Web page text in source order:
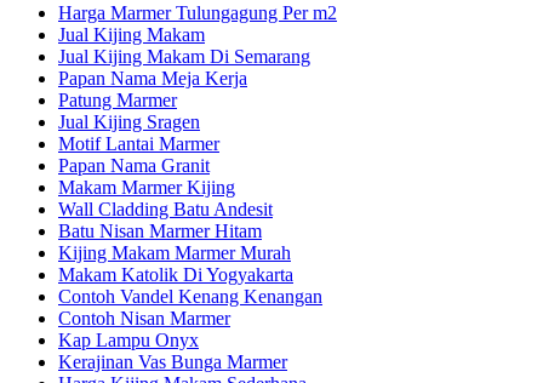
Harga Marmer Tulungagung Per m2
Jual Kijing Makam
Jual Kijing Makam Di Semarang
Papan Nama Meja Kerja
Patung Marmer
Jual Kijing Sragen
Motif Lantai Marmer
Papan Nama Granit
Makam Marmer Kijing
Wall Cladding Batu Andesit
Batu Nisan Marmer Hitam
Kijing Makam Marmer Murah
Makam Katolik Di Yogyakarta
Contoh Vandel Kenang Kenangan
Contoh Nisan Marmer
Kap Lampu Onyx
Kerajinan Vas Bunga Marmer